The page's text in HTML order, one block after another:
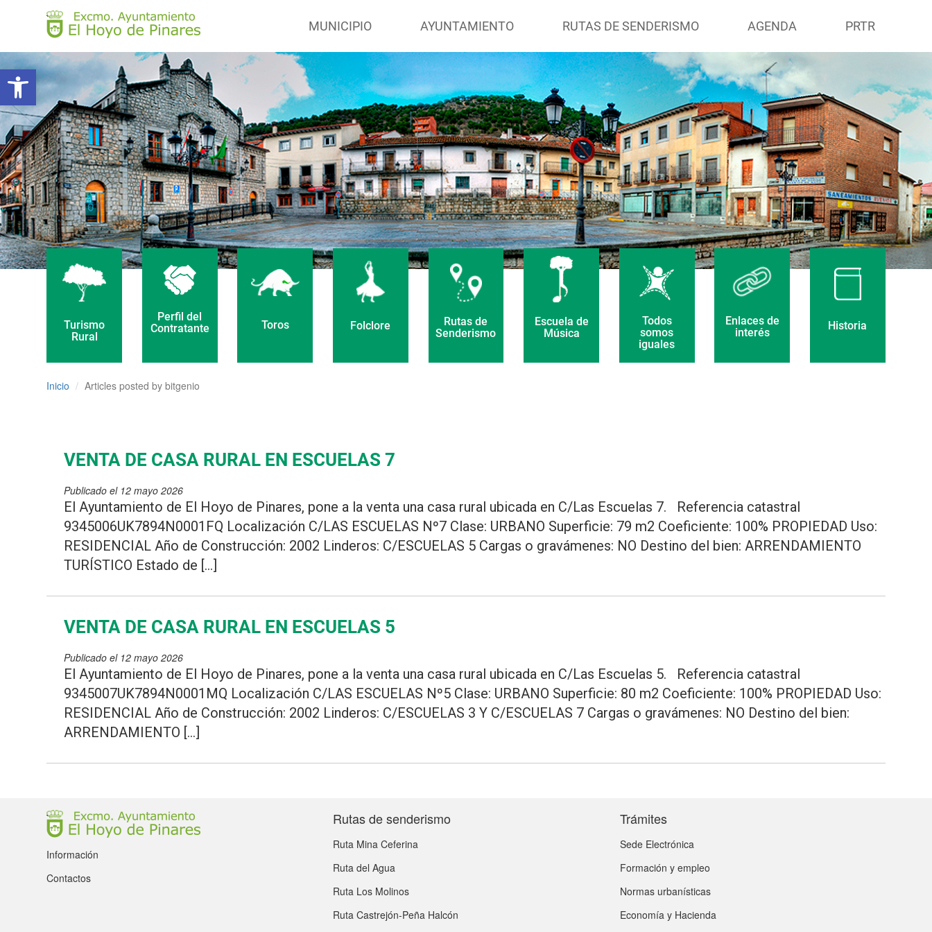
Abrir barra de herramientas
MUNICIPIO AYUNTAMIENTO RUTAS DE SENDERISMO AGENDA PRTR
Turismo
Rural
Perfil del
Contratante
Toros Folclore
Rutas de
Senderismo
Escuela de
Música
Todos
somos
iguales
Enlaces de
interés
Historia
Inicio Articles posted by bitgenio
VENTA DE CASA RURAL EN ESCUELAS 7
Publicado el 12 mayo 2026
El Ayuntamiento de El Hoyo de Pinares, pone a la venta una casa rural ubicada en C/Las Escuelas 7. Referencia catastral
9345006UK7894N0001FQ Localización C/LAS ESCUELAS Nº7 Clase: URBANO Superficie: 79 m2 Coeficiente: 100% PROPIEDAD Uso:
RESIDENCIAL Año de Construcción: 2002 Linderos: C/ESCUELAS 5 Cargas o gravámenes: NO Destino del bien: ARRENDAMIENTO
TURÍSTICO Estado de […]
VENTA DE CASA RURAL EN ESCUELAS 5
Publicado el 12 mayo 2026
El Ayuntamiento de El Hoyo de Pinares, pone a la venta una casa rural ubicada en C/Las Escuelas 5. Referencia catastral
9345007UK7894N0001MQ Localización C/LAS ESCUELAS Nº5 Clase: URBANO Superficie: 80 m2 Coeficiente: 100% PROPIEDAD Uso:
RESIDENCIAL Año de Construcción: 2002 Linderos: C/ESCUELAS 3 Y C/ESCUELAS 7 Cargas o gravámenes: NO Destino del bien:
ARRENDAMIENTO […]
Información
Contactos
Rutas de senderismo
Ruta Mina Ceferina
Ruta del Agua
Ruta Los Molinos
Ruta Castrejón-Peña Halcón
Trámites
Sede Electrónica
Formación y empleo
Normas urbanísticas
Economía y Hacienda